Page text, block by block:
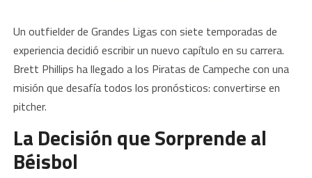
Un outfielder de Grandes Ligas con siete temporadas de
experiencia decidió escribir un nuevo capítulo en su carrera.
Brett Phillips ha llegado a los Piratas de Campeche con una
misión que desafía todos los pronósticos: convertirse en
pitcher.
La Decisión que Sorprende al
Béisbol